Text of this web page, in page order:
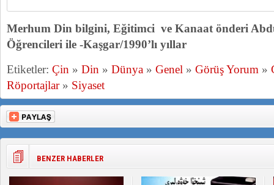
Merhum Din bilgini, Eğitimci ve Kanaat önderi
Öğrencileri ile -Kaşgar/1990’lı yıllar
Etiketler: Çin » Din » Dünya » Genel » Görüş Yorum »
Röportajlar» Siyaset
BENZER HABERLER